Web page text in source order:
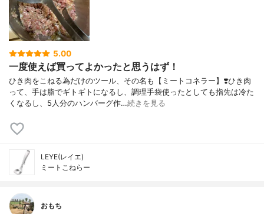
5.00
一度使えば買ってよかったと思うはず！
ひき肉をこねる為だけのツール、その名も【ミートコネラー】❣️ひき肉
って、手は脂でギトギトになるし、調理手袋使ったとしても指先は冷た
くなるし、5人分のハンバーグ作…続きを見る
LEYE(レイエ)
ミートこねらー
おもち